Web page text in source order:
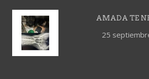
AMADA TE
25